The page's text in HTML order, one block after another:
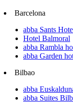
Barcelona
abba Sants
Hotel Balmoral
abba Rambla
abba Garden
Bilbao
abba
abba Suites